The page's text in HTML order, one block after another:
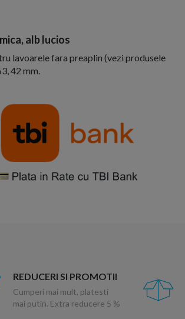
alb lucios
lavoarele fara preaplin (vezi produsele
42 mm.
REDUCERI SI PROMOTII
Cumperi mai mult, platesti
mai putin. Extra reducere 5 %